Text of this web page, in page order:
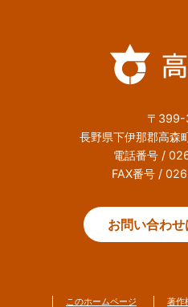
〒399-
長野県下伊那郡高森
電話番号 /
FAX番号 /
お問い合わせ
このホームページ 著作